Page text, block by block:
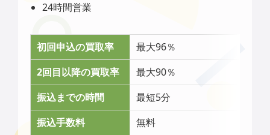
24時間営業
初回申込の買取率
最大96％
2回目以降の買取率
最大90％
振込までの時間
最短5分
振込手数料
無料